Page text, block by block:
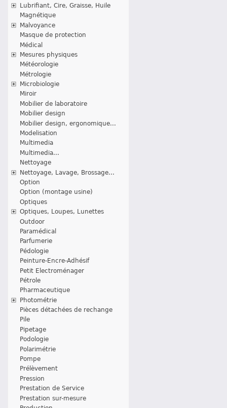
Lubrifiant, Cire, Graisse, Huile
Magnétique
Malvoyance
Masque de protection
Médical
Mesures physiques
Météorologie
Métrologie
Microbiologie
Miroir
Mobilier de laboratoire
Mobilier design
Mobilier design, ergonomique...
Modelisation
Multimedia
Multimedia...
Nettoyage
Nettoyage, Lavage, Brossage...
Option
Option (montage usine)
Optiques
Optiques, Loupes, Lunettes
Outdoor
Paramédical
Parfumerie
Pédologie
Peinture-Encre-Adhésif
Petit Electroménager
Pétrole
Pharmaceutique
Photométrie
Pièces détachées de rechange
Pile
Pipetage
Podologie
Polarimétrie
Pompe
Prélèvement
Pression
Prestation de Service
Prestation sur-mesure